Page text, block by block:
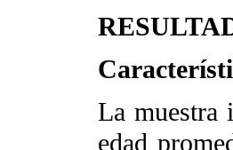
La muestra
edad